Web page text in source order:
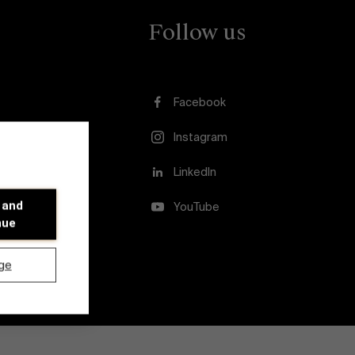
Follow us
Facebook
Instagram
LinkedIn
YouTube